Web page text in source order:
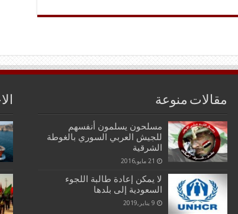
مقالات منوعة
مسلحون يسلمون أنفسهم
للجيش العربي السوري بالغوطة
الشرقية
21 مايو,2016
لا يمكن إعادة طالبة اللجوء
السعودية إلى بلدها
9 يناير,2019